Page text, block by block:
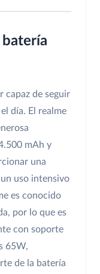
capaz de seguir
día. El realme
mAh y
una
uso intensivo
es conocido
por lo que es
con soporte
65W,
de la batería